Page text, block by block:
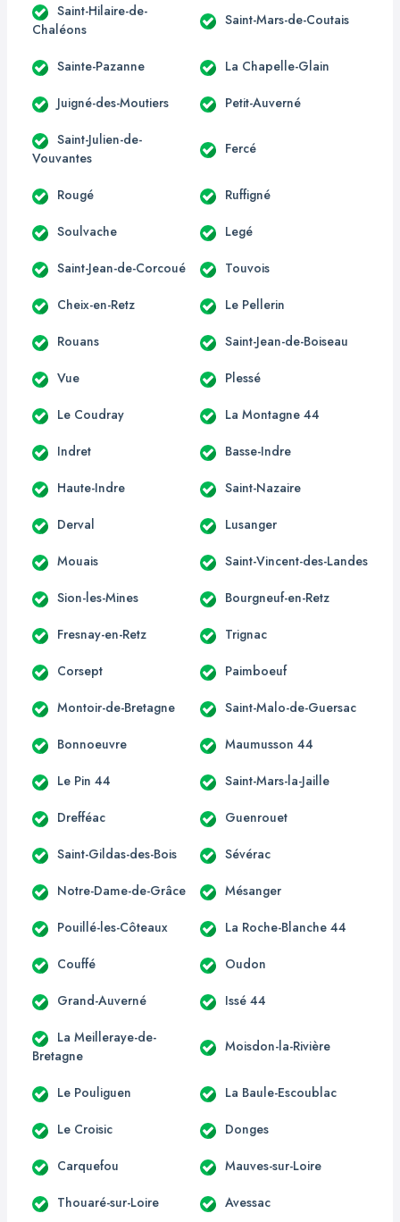
Saint-Hilaire-de-
Chaléons
Saint-Mars-de-Coutais
Sainte-Pazanne La Chapelle-Glain
Juigné-des-Moutiers Petit-Auverné
Saint-Julien-de-
Vouvantes
Fercé
Rougé Ruffigné
Soulvache Legé
Saint-Jean-de-Corcoué Touvois
Cheix-en-Retz Le Pellerin
Rouans Saint-Jean-de-Boiseau
Vue Plessé
Le Coudray La Montagne 44
Indret Basse-Indre
Haute-Indre Saint-Nazaire
Derval Lusanger
Mouais Saint-Vincent-des-Landes
Sion-les-Mines Bourgneuf-en-Retz
Fresnay-en-Retz Trignac
Corsept Paimboeuf
Montoir-de-Bretagne Saint-Malo-de-Guersac
Bonnoeuvre Maumusson 44
Le Pin 44 Saint-Mars-la-Jaille
Drefféac Guenrouet
Saint-Gildas-des-Bois Sévérac
Notre-Dame-de-Grâce Mésanger
Pouillé-les-Côteaux La Roche-Blanche 44
Couffé Oudon
Grand-Auverné Issé 44
La Meilleraye-de-
Bretagne
Moisdon-la-Rivière
Le Pouliguen La Baule-Escoublac
Le Croisic Donges
Carquefou Mauves-sur-Loire
Thouaré-sur-Loire Avessac